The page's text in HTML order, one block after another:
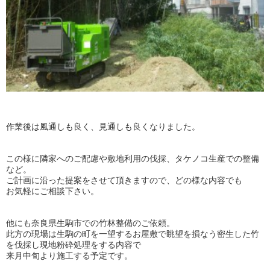
作業後は風通しも良く、見通しも良くなりました。
この様に隣家へのご配慮や敷地利用の伐採、タケノコ生産での整備
など。
ご計画に沿った提案をさせて頂きますので、どの様な内容でも
お気軽にご相談下さい。
他にも奈良県生駒市での竹林整備のご依頼。
此方の現場は生駒の町を一望するお屋敷で眺望を損なう密生した竹
を伐採し現地粉砕処理をする内容で
来月中旬より施工する予定です。